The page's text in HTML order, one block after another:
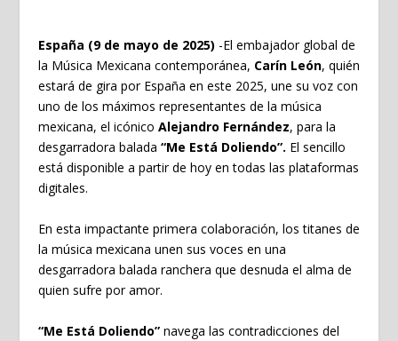
España (9 de mayo de 2025) -El embajador global de
la Música Mexicana contemporánea, Carín León, quién
estará de gira por España en este 2025, une su voz con
uno de los máximos representantes de la música
mexicana, el icónico Alejandro Fernández, para la
desgarradora balada “Me Está Doliendo”. El sencillo
está disponible a partir de hoy en todas las plataformas
digitales.
En esta impactante primera colaboración, los titanes de
la música mexicana unen sus voces en una
desgarradora balada ranchera que desnuda el alma de
quien sufre por amor.
“Me Está Doliendo” navega las contradicciones del